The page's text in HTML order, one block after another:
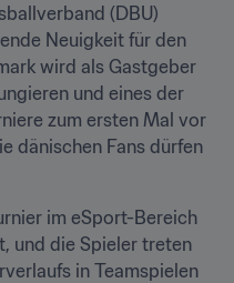
(DBU)
Neuigkeit für den
wird als Gastgeber
und eines der
zum ersten Mal vor
dänischen Fans dürfen
im eSport-Bereich
und die Spieler treten
in Teamspielen